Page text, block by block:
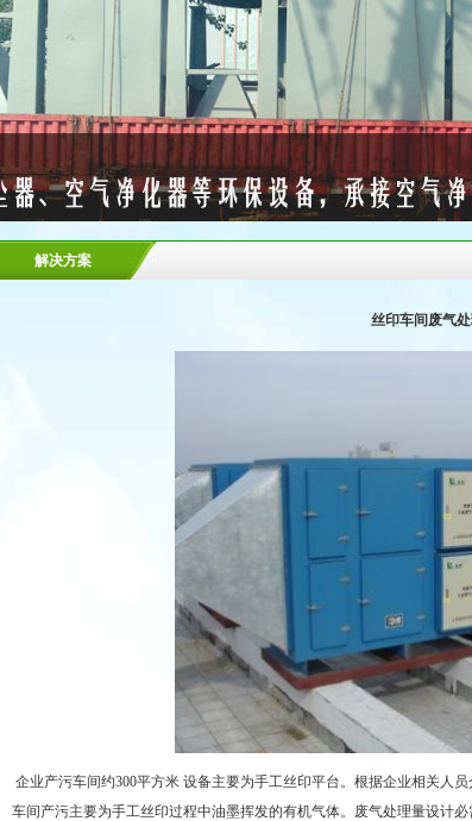
解决方案
丝印车间废气
企业产污车间约300平方米 设备主要为手工丝印平台。根据企业相关人
车间产污主要为手工丝印过程中油墨挥发的有机气体。废气处理量设计